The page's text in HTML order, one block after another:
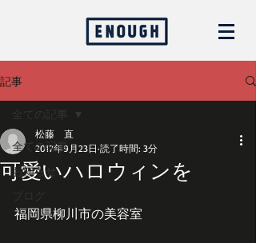
記事
全ての記事
お知らせ
ブログ
全ての記事
可愛いハロウィンを
松藤 直
2017年9月23日 読了時間: 3分
福岡県柳川市の美容室